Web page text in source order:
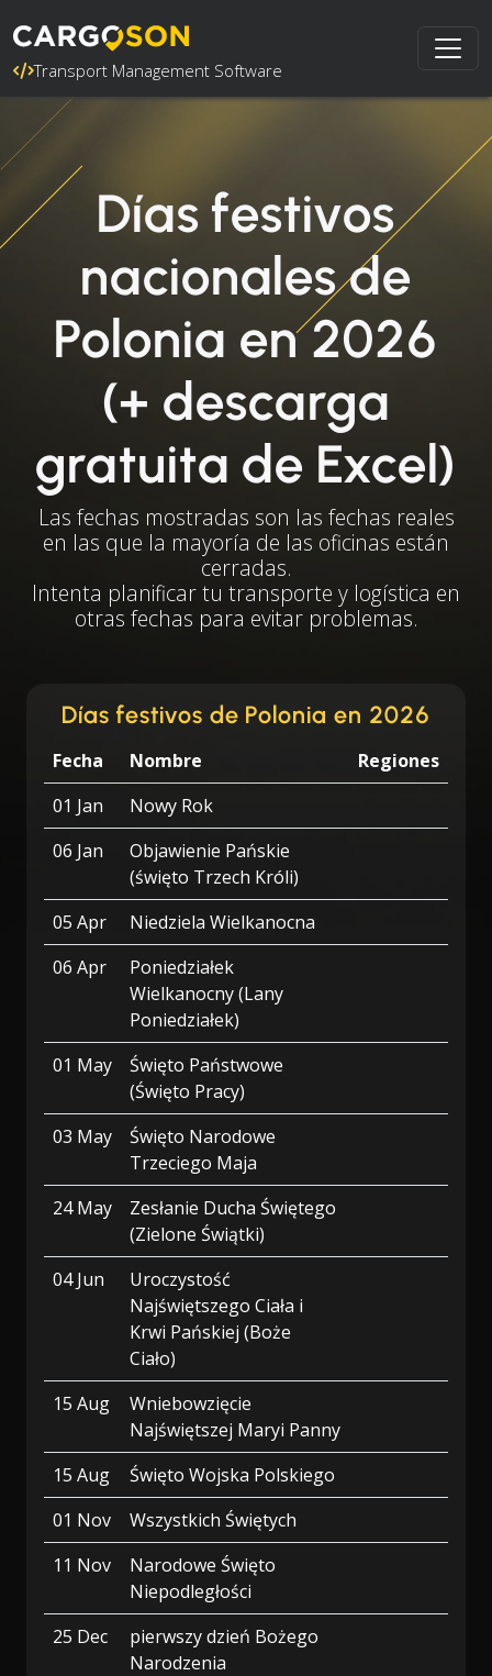
Transport Management Software
Días festivos
nacionales de
Polonia en 2026
(+ descarga
gratuita de Excel)
Las fechas mostradas son las fechas reales
en las que la mayoría de las oficinas están
cerradas.
Intenta planificar tu transporte y logística en
otras fechas para evitar problemas.
Días festivos de Polonia en 2026
Fecha Nombre
Regiones
01 Jan
Nowy Rok
06 Jan
Objawienie Pańskie
(święto Trzech Króli)
05 Apr
Niedziela Wielkanocna
06 Apr
Poniedziałek
Wielkanocny (Lany
Poniedziałek)
01 May
Święto Państwowe
(Święto Pracy)
03 May
Święto Narodowe
Trzeciego Maja
24 May
Zesłanie Ducha Świętego
(Zielone Świątki)
04 Jun
Uroczystość
Najświętszego Ciała i
Krwi Pańskiej (Boże
Ciało)
15 Aug
Wniebowzięcie
Najświętszej Maryi Panny
15 Aug
Święto Wojska Polskiego
01 Nov
Wszystkich Świętych
11 Nov
Narodowe Święto
Niepodległości
25 Dec
pierwszy dzień Bożego
Narodzenia